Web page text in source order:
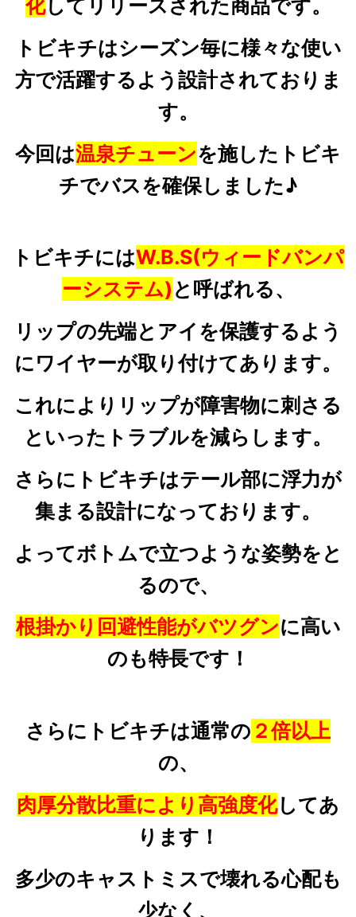
化してリリースされた商品です。
トビキチはシーズン毎に様々な使い
方で活躍するよう設計されておりま
す。
今回は温泉チューンを施したトビキ
チでバスを確保しました♪
トビキチにはW.B.S(ウィードバンパ
ーシステム) と呼ばれる、
リップの先端とアイを保護するよう
にワイヤーが取り付けてあります。
これによりリップが障害物に刺さる
といった トラブルを減らします。
さらにトビキチはテール部に浮力が
集まる設計になっております。
よってボトムで立つような姿勢をと
るので、
根掛かり回避性能がバツグンに高い
のも特長です！
さらにトビキチは通常の ２倍以上
の、
肉厚分散比重により高強度化してあ
ります！
多少のキャストミスで壊れる心配も
少なく、